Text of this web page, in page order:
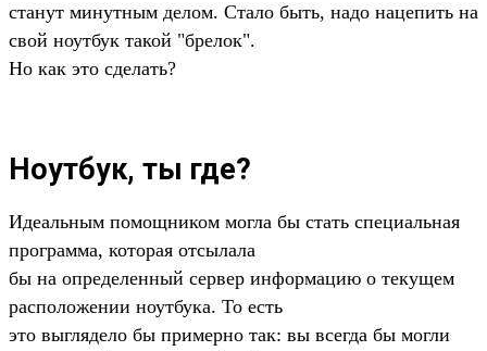
станут минутным делом. Стало быть, надо нацепить на
свой ноутбук такой "брелок".
Но как это сделать?
Ноутбук, ты где?
Идеальным помощником могла бы стать специальная
программа, которая отсылала
бы на определенный сервер информацию о текущем
расположении ноутбука. То есть
это выглядело бы примерно так: вы всегда бы могли